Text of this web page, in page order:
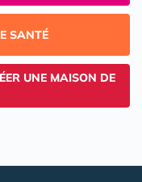
SANTÉ
UNE MAISON DE